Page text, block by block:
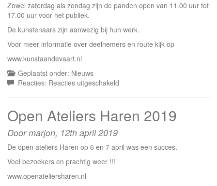
Zowel zaterdag als zondag zijn de panden open van 11.00 uur tot
17.00 uur voor het publiek.
De kunstenaars zijn aanwezig bij hun werk.
Voor meer informatie over deelnemers en route kijk op
www.kunstaandevaart.nl
Geplaatst onder: Nieuws
Reacties: Reacties uitgeschakeld
de
vaart
en
Open Ateliers Haren 2019
Door marjon, 12th april 2019
De open ateliers Haren op 6 en 7 april was een succes.
Veel bezoekers en prachtig weer !!!
www.openateliersharen.nl